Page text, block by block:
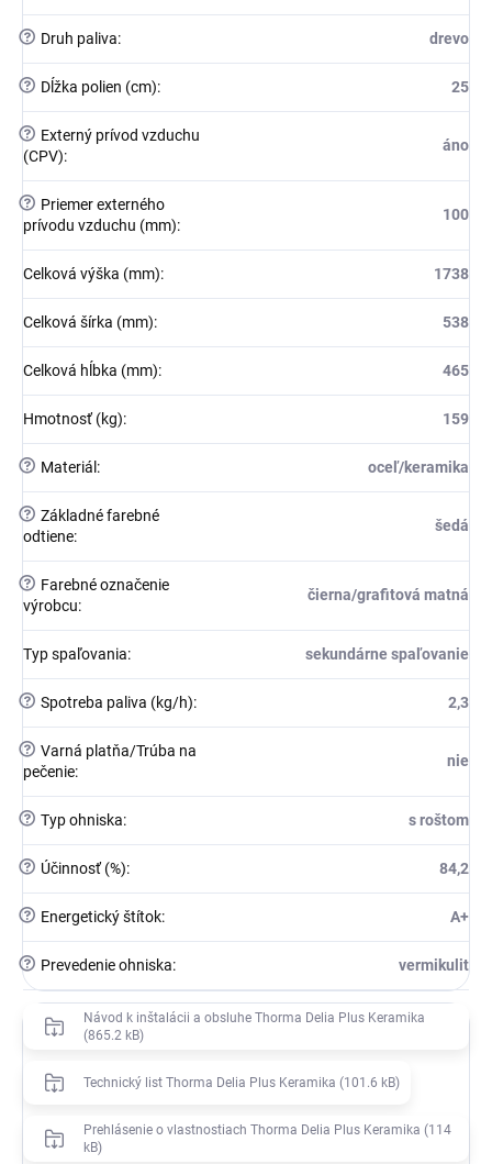
? Druh paliva: drevo
? Dĺžka polien (cm): 25
?
Externý prívod vzduchu
(CPV):
áno
?
Priemer externého
prívodu vzduchu (mm):
100
Celková výška (mm): 1738
Celková šírka (mm): 538
Celková hĺbka (mm): 465
Hmotnosť (kg): 159
? Materiál : oceľ/keramika
? Základné farebné
odtiene:
šedá
?
Farebné označenie
výrobcu:
čierna/grafitová matná
Typ spaľovania: sekundárne spaľovanie
? Spotreba paliva (kg/h): 2,3
? Varná platňa/Trúba na
pečenie:
nie
? Typ ohniska: s roštom
? Účinnosť (%): 84,2
? Energetický štítok: A+
? Prevedenie ohniska: vermikulit
Návod k inštalácii a obsluhe Thorma Delia Plus Keramika
(865.2 kB)
Technický list Thorma Delia Plus Keramika (101.6 kB)
Prehlásenie o vlastnostiach Thorma Delia Plus Keramika (114
kB)